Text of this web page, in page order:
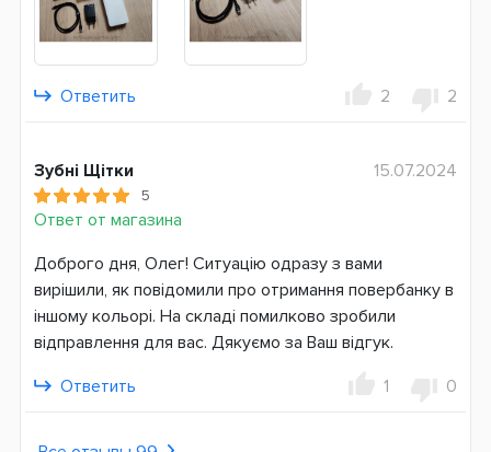
Ответить 2 2
Зубні Щітки
5
Ответ от магазина
15.07.2024
Доброго дня, Олег! Ситуацію одразу з вами
вирішили, як повідомили про отримання повербанку в
іншому кольорі. На складі помилково зробили
відправлення для вас. Дякуємо за Ваш відгук.
Ответить
1 0